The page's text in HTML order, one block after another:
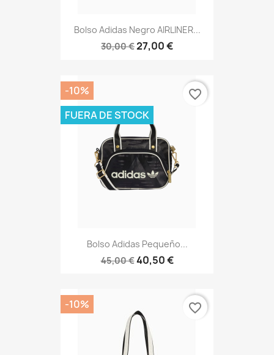
Bolso Adidas Negro AIRLINER...
30,00 €27,00 €
Bolso Adidas Pequeño...
45,00 €40,50 €
-10%
FUERA DE STOCK
favorite_border
-10% favorite_border